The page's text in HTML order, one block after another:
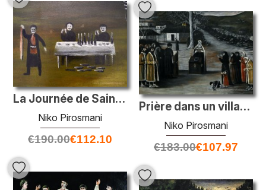
La Journée de Saint George à Bolnisi (fragment)
Niko Pirosmani
€190.00€112.10
Prière dans un village
Niko Pirosmani
€183.00€107.97